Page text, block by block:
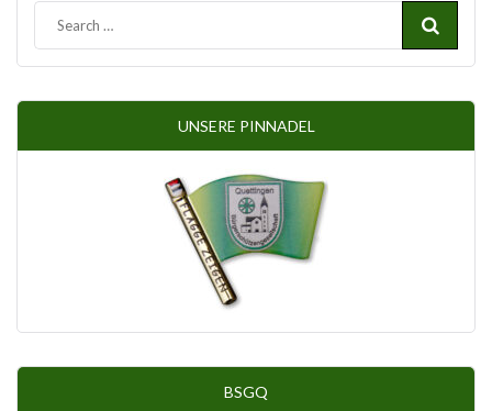
UNSERE PINNADEL
BSGQ